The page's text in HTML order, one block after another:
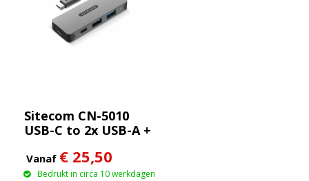
Sitecom CN-5010
USB-C to 2x USB-A +
Vanaf € 25,50
Bedrukt in circa 10 werkdagen